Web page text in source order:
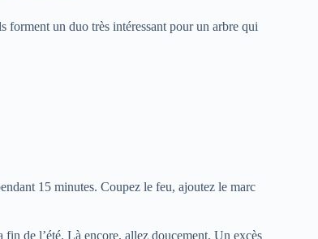
forment un duo très intéressant pour un arbre qui
15 minutes. Coupez le feu, ajoutez le marc
de l’été. Là encore, allez doucement. Un excès